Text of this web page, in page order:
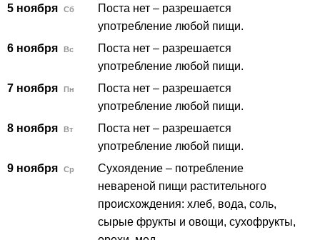
5 ноября
Сб
Поста нет – разрешается
употребление любой пищи.
6 ноября
Вс
Поста нет – разрешается
употребление любой пищи.
7 ноября
Пн
Поста нет – разрешается
употребление любой пищи.
8 ноября
Вт
Поста нет – разрешается
употребление любой пищи.
9 ноября
Ср
Сухоядение – потребление
невареной пищи растительного
происхождения: хлеб, вода, соль,
сырые фрукты и овощи, сухофрукты,